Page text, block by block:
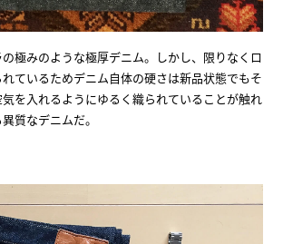
極みのような極厚デニム。しかし、限りなくロ
ているためデニム自体の硬さは新品状態でもそ
を入れるようにゆるく織られていることが触れ
質なデニムだ。